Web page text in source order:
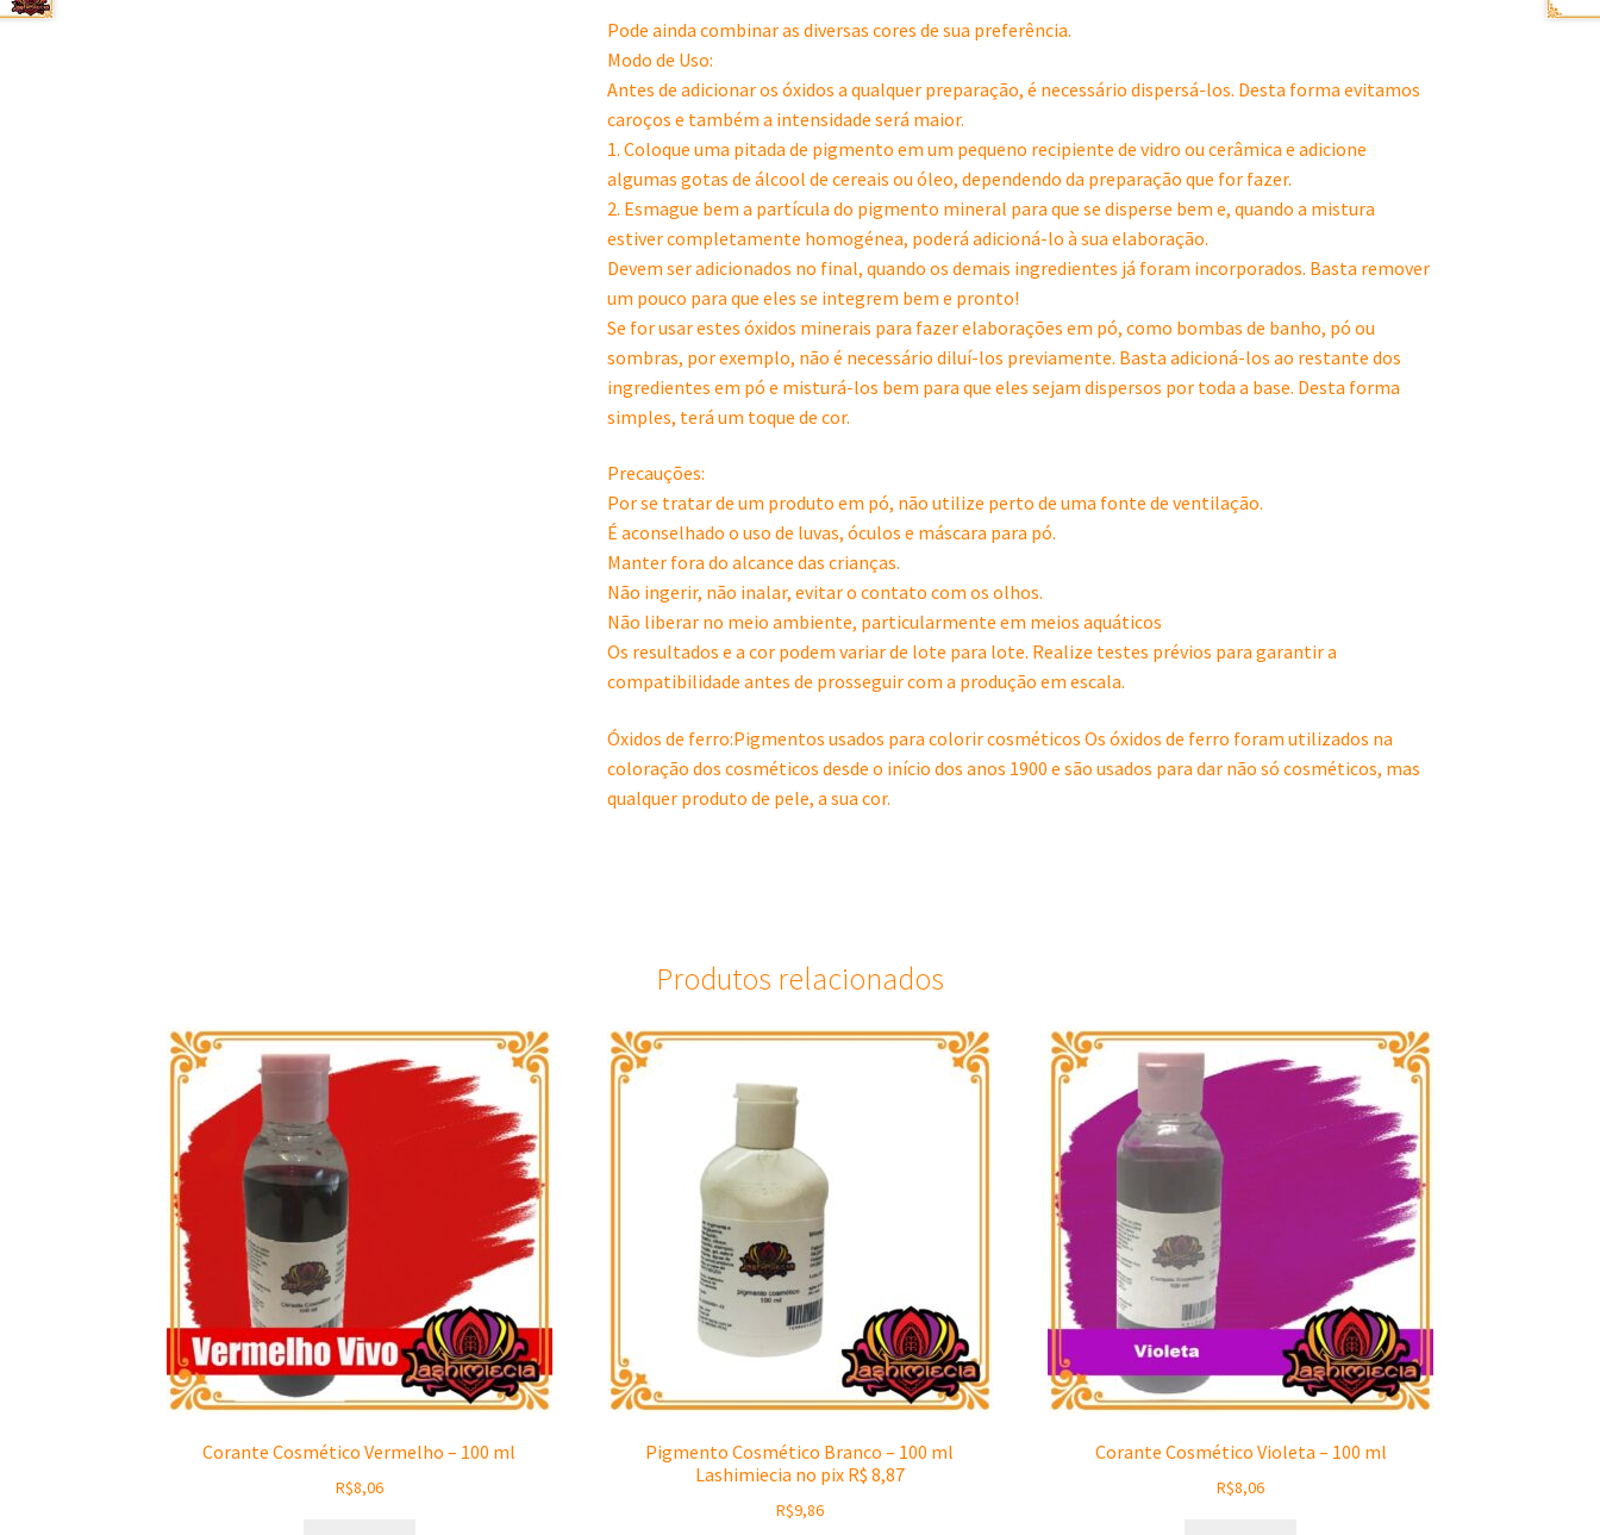
Pode ainda combinar as diversas cores de sua preferência.
Modo de Uso:
Antes de adicionar os óxidos a qualquer preparação, é necessário dispersá-los. Desta forma evitamos
caroços e também a intensidade será maior.
1. Coloque uma pitada de pigmento em um pequeno recipiente de vidro ou cerâmica e adicione
algumas gotas de álcool de cereais ou óleo, dependendo da preparação que for fazer.
2. Esmague bem a partícula do pigmento mineral para que se disperse bem e, quando a mistura
estiver completamente homogénea, poderá adicioná-lo à sua elaboração.
Devem ser adicionados no final, quando os demais ingredientes já foram incorporados. Basta remover
um pouco para que eles se integrem bem e pronto!
Se for usar estes óxidos minerais para fazer elaborações em pó, como bombas de banho, pó ou
sombras, por exemplo, não é necessário diluí-los previamente. Basta adicioná-los ao restante dos
ingredientes em pó e misturá-los bem para que eles sejam dispersos por toda a base. Desta forma
simples, terá um toque de cor.
Precauções:
Por se tratar de um produto em pó, não utilize perto de uma fonte de ventilação.
É aconselhado o uso de luvas, óculos e máscara para pó.
Manter fora do alcance das crianças.
Não ingerir, não inalar, evitar o contato com os olhos.
Não liberar no meio ambiente, particularmente em meios aquáticos
Os resultados e a cor podem variar de lote para lote. Realize testes prévios para garantir a
compatibilidade antes de prosseguir com a produção em escala.
Óxidos de ferro:Pigmentos usados para colorir cosméticos Os óxidos de ferro foram utilizados na
coloração dos cosméticos desde o início dos anos 1900 e são usados para dar não só cosméticos, mas
qualquer produto de pele, a sua cor.
Produtos relacionados
Corante Cosmético Vermelho – 100 ml
R$8,06
Pigmento Cosmético Branco – 100 ml
Lashimiecia no pix R$ 8,87
R$9,86
Corante Cosmético Violeta – 100 ml
R$8,06